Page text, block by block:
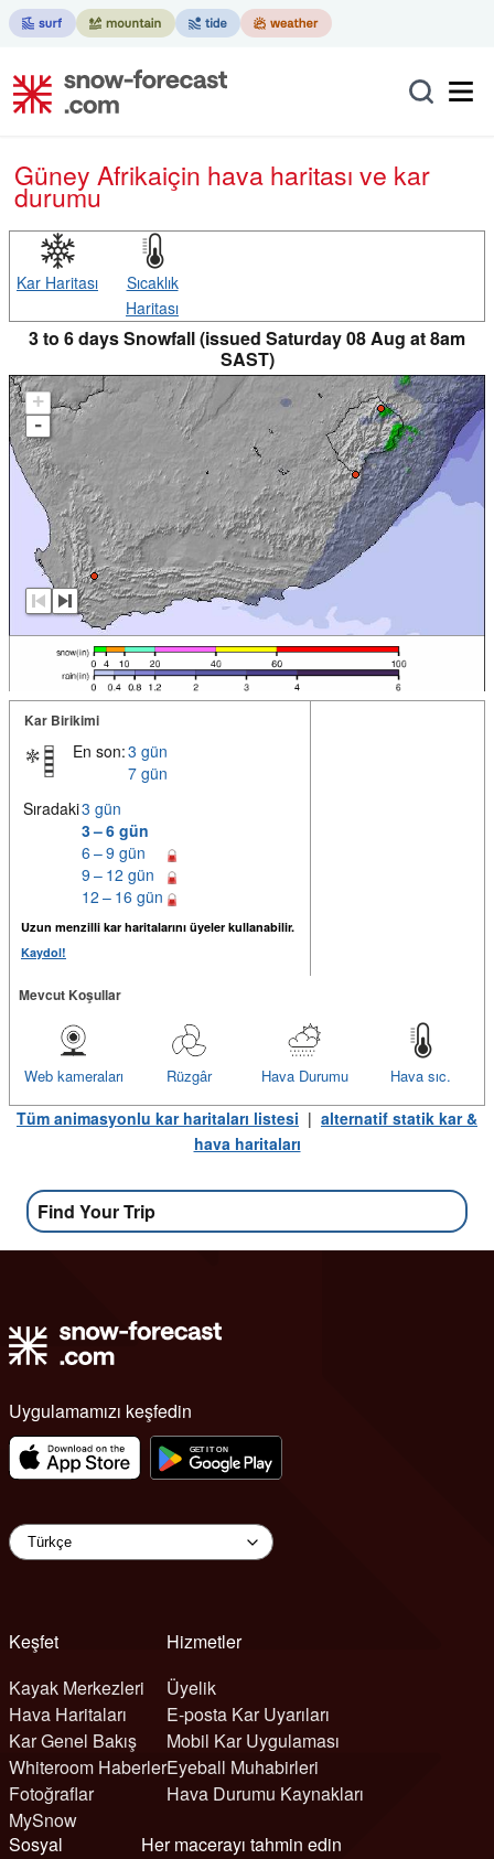
Güney Afrikaiçin hava haritası ve kar
durumu
Kar Haritası
Sıcaklık
Haritası
3 to 6 days Snowfall (issued Saturday 08 Aug at 8am
SAST)
+
-
Kar Birikimi
En son:3 gün
7 gün
Sıradaki3 gün
3 – 6 gün
6 – 9 gün
9 – 12 gün
12 – 16 gün
Uzun menzilli kar haritalarını üyeler kullanabilir.
Kaydol!
Mevcut Koşullar
Hava sıc.
Hava Durumu
Rüzgâr
Web kameraları
Tüm animasyonlu kar haritaları listesi | alternatif statik kar &
hava haritaları
Find Your Trip
Uygulamamızı keşfedin
Keşfet
Kayak Merkezleri
Hava Haritaları
Kar Genel Bakış
Whiteroom Haberler
Fotoğraflar
MySnow
Hizmetler
Üyelik
E-posta Kar Uyarıları
Mobil Kar Uygulaması
Eyeball Muhabirleri
Hava Durumu Kaynakları
Sosyal
Her macerayı tahmin edin